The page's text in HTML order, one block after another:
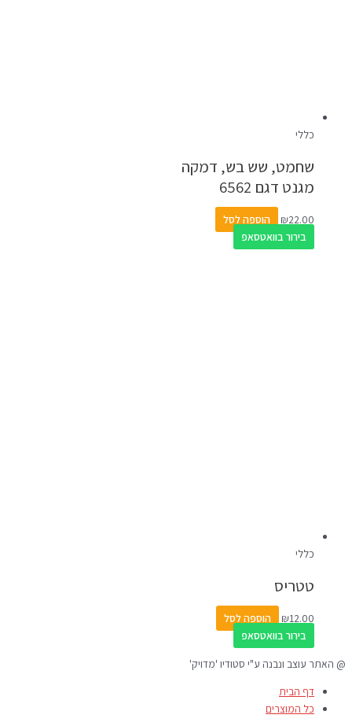
כללי
שחמט, שש בש, דמקה
מגנט דגם 6562
₪22.00
הוספה לסל
בירור בוואטסאפ
כללי
טטריס
₪12.00
הוספה לסל
בירור בוואטסאפ
@ האתר עוצב ונבנה ע"י סטודיו 'מדויק'
דף הבית
כל המוצרים